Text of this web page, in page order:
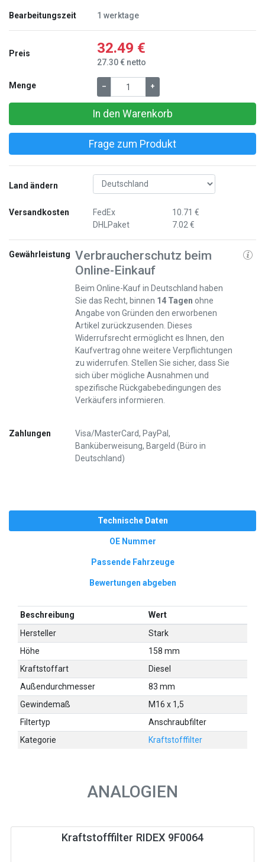
Bearbeitungszeit 1 werktage
Preis 32.49 €
27.30 € netto
Menge – +
In den Warenkorb
Frage zum Produkt
Land ändern
Versandkosten
FedEx
DHLPaket
10.71 €
7.02 €
Gewährleistung Verbraucherschutz beim
Online-Einkauf
Beim Online-Kauf in Deutschland haben
Sie das Recht, binnen 14 Tagen ohne
Angabe von Gründen den erworbenen
Artikel zurückzusenden. Dieses
Widerrufsrecht ermöglicht es Ihnen, den
Kaufvertrag ohne weitere Verpflichtungen
zu widerrufen. Stellen Sie sicher, dass Sie
sich über mögliche Ausnahmen und
spezifische Rückgabebedingungen des
Verkäufers informieren.
Zahlungen
Visa/MasterCard, PayPal,
Banküberweisung, Bargeld (Büro in
Deutschland)
Technische Daten
OE Nummer
Passende Fahrzeuge
Bewertungen abgeben
Beschreibung
Wert
Hersteller
Stark
Höhe
158 mm
Kraftstoffart
Diesel
Außendurchmesser
83 mm
Gewindemaß
M16 x 1,5
Filtertyp
Anschraubfilter
Kategorie
Kraftstofffilter
ANALOGIEN
Kraftstofffilter RIDEX 9F0064